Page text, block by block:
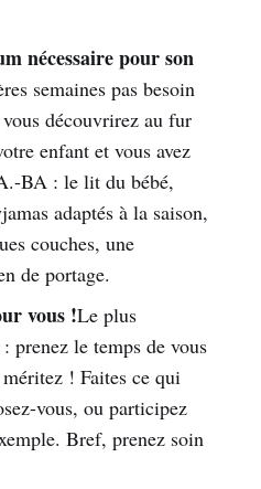
nécessaire pour son
semaines pas besoin
découvrirez au fur
enfant et vous avez
BA : le lit du bébé,
adaptés à la saison,
couches, une
de portage.
vous !Le plus
prenez le temps de vous
! Faites ce qui
vous, ou participez
Bref, prenez soin